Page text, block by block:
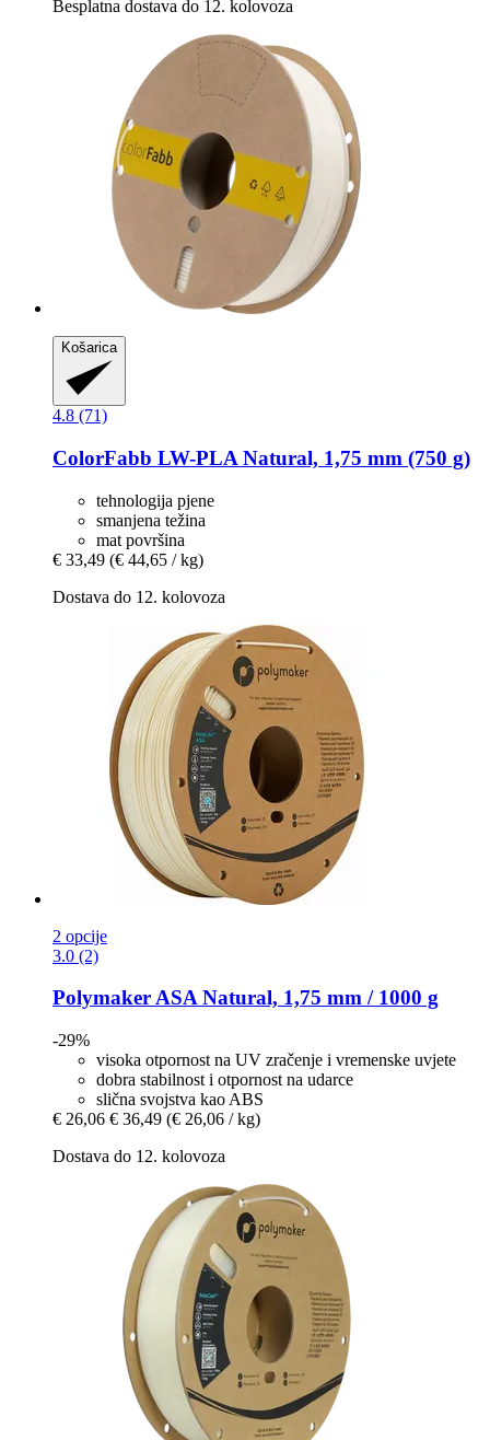
Besplatna dostava do 12. kolovoza
Košarica
4.8 (71)
ColorFabb LW-​PLA Natural, 1,75 mm (750 g)
tehnologija pjene
smanjena težina
mat površina
€ 33,49 (€ 44,65 / kg)
Dostava do 12. kolovoza
2 opcije
3.0 (2)
PolymakerASA Natural, 1,75 mm / 1000 g
-29%
visoka otpornost na UV zračenje i vremenske uvjete
dobra stabilnost i otpornost na udarce
slična svojstva kao ABS
€ 26,06 € 36,49 (€ 26,06 / kg)
Dostava do 12. kolovoza